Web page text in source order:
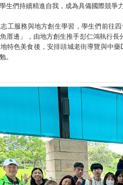
生們持續精進自我，成為具備國際競爭
工服務與地方創生學習，學生們前往
厝邊」，由地方創生推手彭仁鴻執行
特色美食後，安排頭城老街導覽與中
。